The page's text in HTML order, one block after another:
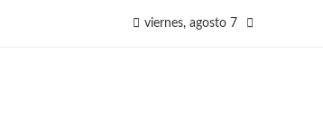
viernes, agosto 7